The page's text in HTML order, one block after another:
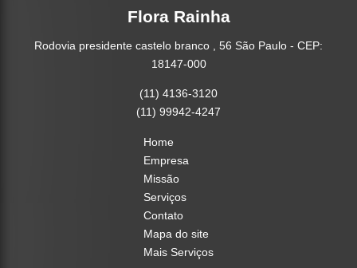
Flora Rainha
Rodovia presidente castelo branco , 56 São Paulo - CEP:
18147-000
(11) 4136-3120
(11) 99942-4247
Home
Empresa
Missão
Serviços
Contato
Mapa do site
Mais Serviços